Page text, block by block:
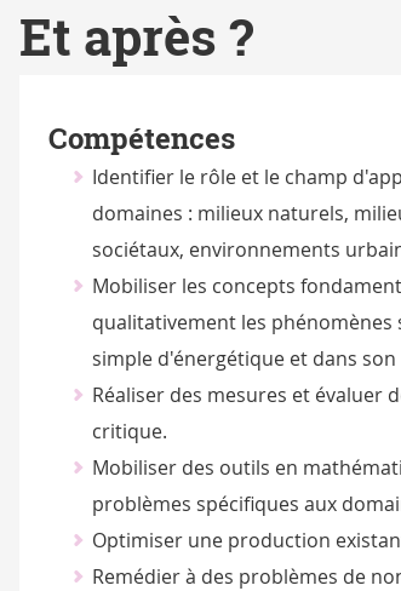
Et après ?
Compétences
Identifier le rôle et le champ
domaines : milieux naturels,
sociétaux, environnements
Mobiliser les concepts
qualitativement les
simple d'énergétique et dans
Réaliser des mesures et évaluer
critique.
Mobiliser des outils en
problèmes spécifiques aux
Optimiser une production
Remédier à des problèmes de